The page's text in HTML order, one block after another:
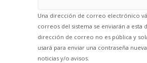
Una dirección de correo electrónico
correos del sistema se enviarán a esta
dirección de correo no es pública y
usará para enviar una contraseña
noticias y/o avisos.